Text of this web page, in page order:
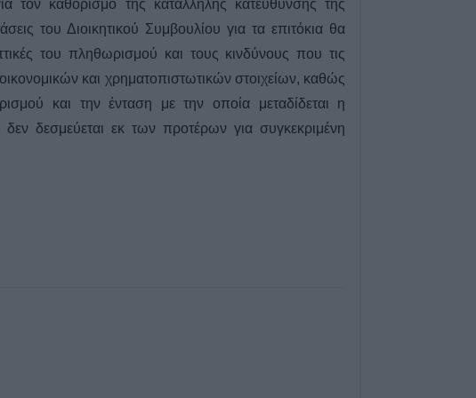
τον καθορισμό της κατάλληλης κατεύθυνσης της
του Διοικητικού Συμβουλίου για τα επιτόκια θα
του πληθωρισμού και τους κινδύνους που τις
και χρηματοπιστωτικών στοιχείων, καθώς
και την ένταση με την οποία μεταδίδεται η
δεν δεσμεύεται εκ των προτέρων για συγκεκριμένη